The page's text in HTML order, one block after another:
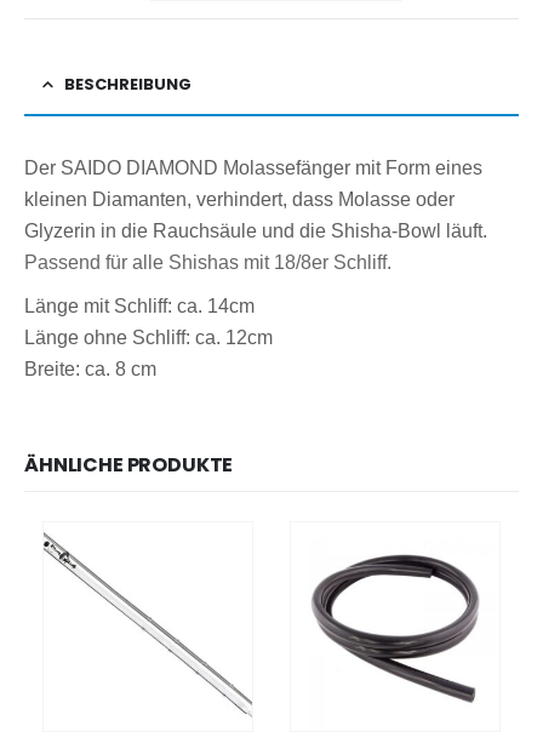
BESCHREIBUNG
Der SAIDO DIAMOND Molassefänger mit Form eines
kleinen Diamanten, verhindert, dass Molasse oder
Glyzerin in die Rauchsäule und die Shisha-Bowl läuft.
Passend für alle Shishas mit 18/8er Schliff.
Länge mit Schliff: ca. 14cm
Länge ohne Schliff: ca. 12cm
Breite: ca. 8 cm
ÄHNLICHE PRODUKTE